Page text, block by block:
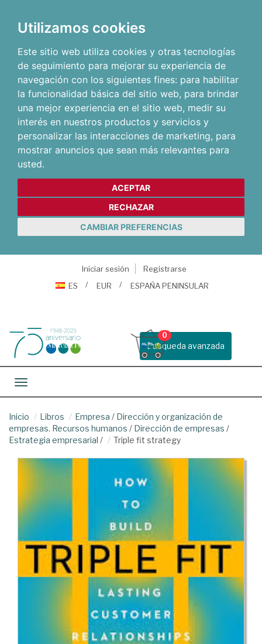
Utilizamos cookies
Este sitio web utiliza cookies y otras tecnologías
de seguimiento para mejorar su experiencia de
navegación con los siguientes fines: para habilitar
la funcionalidad básica del sitio web, para brindar
una mejor experiencia en el sitio web, medir su
interés en nuestros productos y servicios y
personalizar las interacciones de marketing, para
mostrar anuncios que sean más relevantes para
usted.
ACEPTAR
RECHAZAR
CAMBIAR PREFERENCIAS
Iniciar sesión
Registrarse
ES
EUR ESPAÑA PENINSULAR
Busqueda avanzada
0
Toggle navigation
Inicio Libros Empresa / Dirección y organización de
empresas. Recursos humanos / Dirección de empresas /
Estrategia empresarial / Triple fit strategy